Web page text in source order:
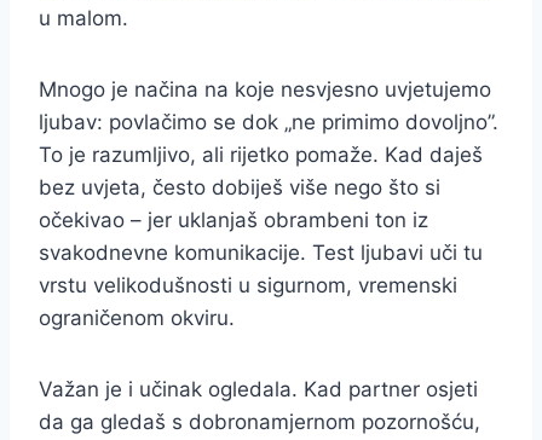
u malom.
Mnogo je načina na koje nesvjesno uvjetujemo
ljubav: povlačimo se dok „ne primimo dovoljno”.
To je razumljivo, ali rijetko pomaže. Kad daješ
bez uvjeta, često dobiješ više nego što si
očekivao – jer uklanjaš obrambeni ton iz
svakodnevne komunikacije. Test ljubavi uči tu
vrstu velikodušnosti u sigurnom, vremenski
ograničenom okviru.
Važan je i učinak ogledala. Kad partner osjeti
da ga gledaš s dobronamjernom pozornošću,